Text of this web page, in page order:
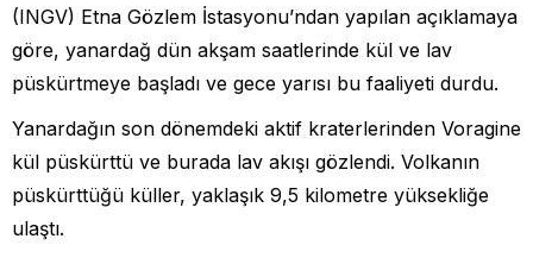
(INGV) Etna Gözlem İstasyonu’ndan yapılan açıklamaya
göre, yanardağ dün akşam saatlerinde kül ve lav
püskürtmeye başladı ve gece yarısı bu faaliyeti durdu.
Yanardağın son dönemdeki aktif kraterlerinden Voragine
kül püskürttü ve burada lav akışı gözlendi. Volkanın
püskürttüğü küller, yaklaşık 9,5 kilometre yüksekliğe
ulaştı.